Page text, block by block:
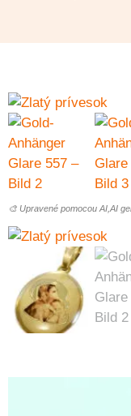
🎨 Upravené pomocou AI,AI